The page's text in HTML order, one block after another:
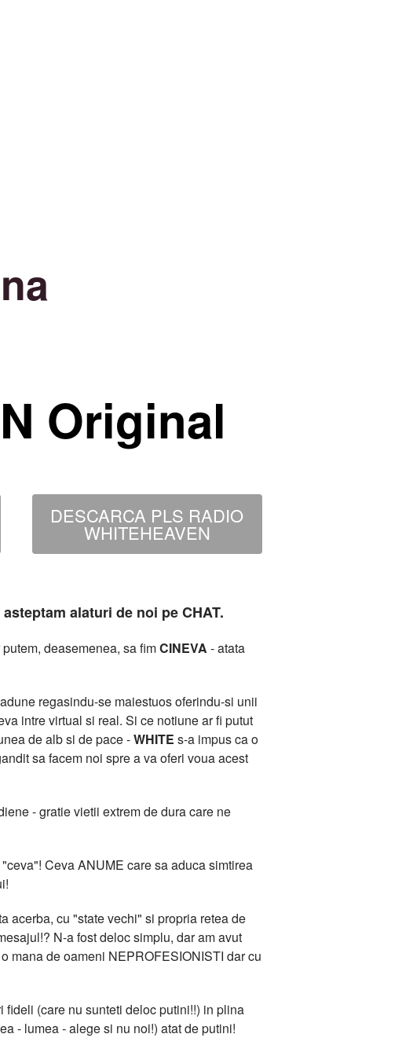
Original
DESCARCA PLS RADIO
WHITEHEAVEN
alaturi de noi pe CHAT.
deasemenea, sa fimCINEVA - atata
regasindu-se maiestuos oferindu-si unii
intre virtual si real. Si ce notiune ar fi putut
de alb si de pace -WHITE s-a impus ca o
sa facem noi spre a va oferi voua acest
- gratie vietii extrem de dura care ne
Ceva ANUME care sa aduca simtirea
acerba, cu "state vechi" si propria retea de
N-a fost deloc simplu, dar am avut
mana de oameni NEPROFESIONISTI dar cu
(care nu sunteti deloc putini!!) in plina
- lumea - alege si nu noi!) atat de putini!